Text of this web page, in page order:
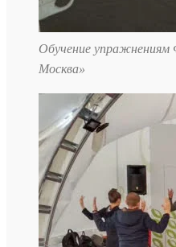
Обучение упражнениям
Москва»